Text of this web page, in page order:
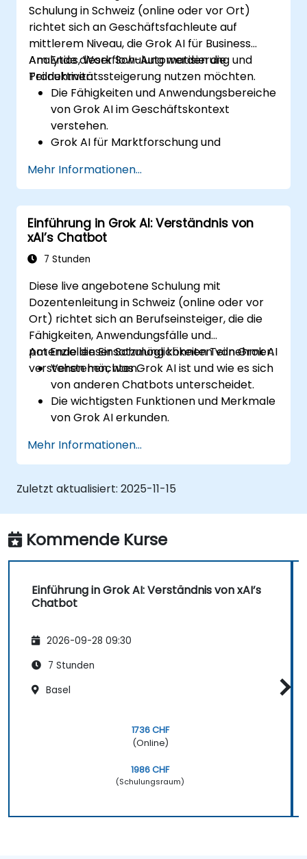
Schulung in Schweiz (online oder vor Ort)
richtet sich an Geschäftsfachleute auf
mittlerem Niveau, die Grok AI für Business
Analytics, Workflow-Automatisierung und
Produktivitätssteigerung nutzen möchten.
Am Ende dieser Schulung werden die
Teilnehmer:
Die Fähigkeiten und Anwendungsbereiche
von Grok AI im Geschäftskontext
verstehen.
Grok AI für Marktforschung und
Routinemässige Geschäftsaufgaben
durch KI-gestützte Workflows
automatisieren können.
KI-generierte Einblicke für strategische
Entscheidungsprozesse verwenden
können.
Produktivität dank Grok AI steigern
können.
Mehr Informationen...
Einführung in Grok AI: Verständnis von
xAI’s Chatbot
7 Stunden
Diese live angebotene Schulung mit
Dozentenleitung in Schweiz (online oder vor
Ort) richtet sich an Berufseinsteiger, die die
Fähigkeiten, Anwendungsfälle und
potenziellen Einsatzmöglichkeiten von Grok AI
verstehen möchten.
Am Ende dieser Schulung können Teilnehmer:
Verstehen, was Grok AI ist und wie es sich
von anderen Chatbots unterscheidet.
Die wichtigsten Funktionen und Merkmale
von Grok AI erkunden.
geschäftlichen Kontext interagieren.
Grok AI für Produktivität, Kreativität und
Problemlösung nutzen.
Chatbots erkennen.
Mehr Informationen...
Zuletzt aktualisiert: 2025-11-15
Kommende Kurse
Einführung in Grok AI: Verständnis von xAI’s
Chatbot
2026-09-28 09:30
7 Stunden
Basel
1736 CHF
(Online)
1986 CHF
(Schulungsraum)